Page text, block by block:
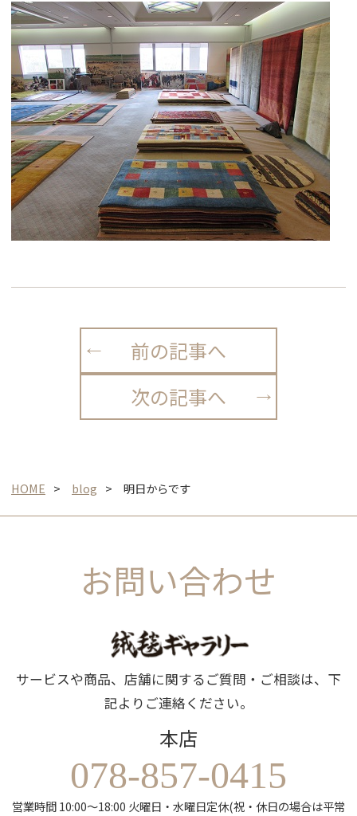
前の記事へ
次の記事へ
HOME blog 明日からです
お問い合わせ
サービスや商品、店舗に関するご質問・ご相談は、下
記よりご連絡ください。
本店
078-857-0415
営業時間 10:00～18:00 火曜日・水曜日定休(祝・休日の場合は平常